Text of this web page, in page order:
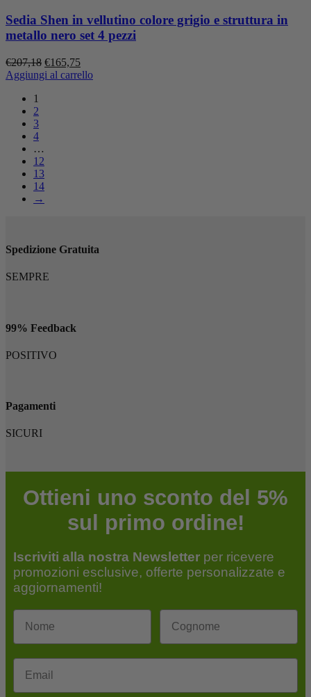
Sedia Shen in vellutino colore grigio e struttura in
metallo nero set 4 pezzi
€207,18 Il
prezzo
€165,75Il
prezzo
Aggiungi al carrello
1
2
3
4
…
12
13
14
→
Spedizione Gratuita
SEMPRE
99% Feedback
POSITIVO
Pagamenti
SICURI
Ottieni uno sconto del 5%
sul primo ordine!
Iscriviti alla nostra Newsletter per ricevere
promozioni esclusive, offerte personalizzate e
aggiornamenti!
Email